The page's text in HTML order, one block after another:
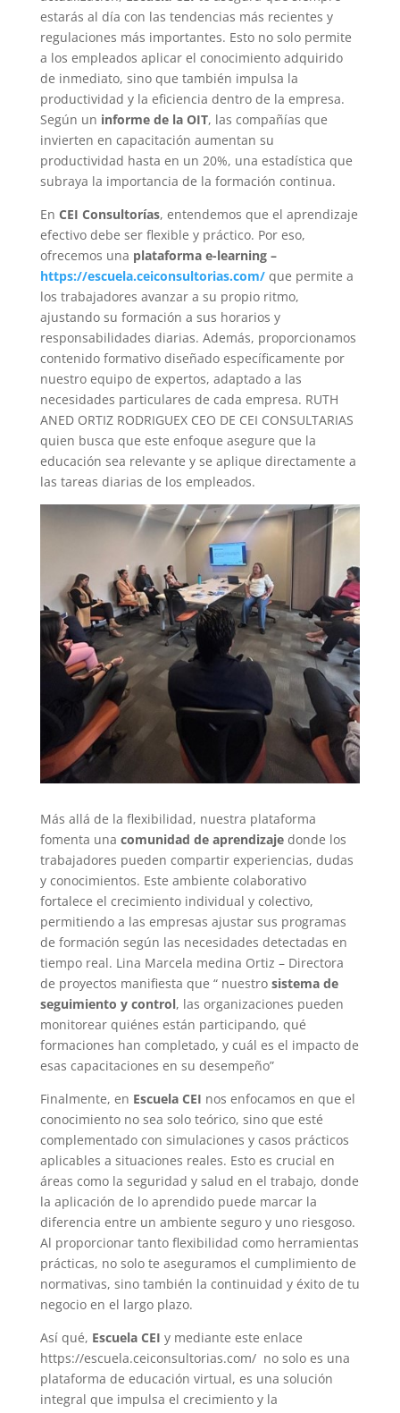
estarás al día con las tendencias más recientes y
regulaciones más importantes. Esto no solo permite
a los empleados aplicar el conocimiento adquirido
de inmediato, sino que también impulsa la
productividad y la eficiencia dentro de la empresa.
Según un informe de la OIT, las compañías que
invierten en capacitación aumentan su
productividad hasta en un 20%, una estadística que
subraya la importancia de la formación continua.
En CEI Consultorías, entendemos que el aprendizaje
efectivo debe ser flexible y práctico. Por eso,
ofrecemos una plataforma e-learning –
https://escuela.ceiconsultorias.com/que permite a
los trabajadores avanzar a su propio ritmo,
ajustando su formación a sus horarios y
responsabilidades diarias. Además, proporcionamos
contenido formativo diseñado específicamente por
nuestro equipo de expertos, adaptado a las
necesidades particulares de cada empresa. RUTH
ANED ORTIZ RODRIGUEX CEO DE CEI CONSULTARIAS
quien busca que este enfoque asegure que la
educación sea relevante y se aplique directamente a
las tareas diarias de los empleados.
Más allá de la flexibilidad, nuestra plataforma
fomenta una comunidad de aprendizajedonde los
trabajadores pueden compartir experiencias, dudas
y conocimientos. Este ambiente colaborativo
fortalece el crecimiento individual y colectivo,
permitiendo a las empresas ajustar sus programas
de formación según las necesidades detectadas en
tiempo real. Lina Marcela medina Ortiz – Directora
de proyectos manifiesta que “ nuestro sistema de
seguimiento y control, las organizaciones pueden
monitorear quiénes están participando, qué
formaciones han completado, y cuál es el impacto de
esas capacitaciones en su desempeño”
Finalmente, en Escuela CEI nos enfocamos en que el
conocimiento no sea solo teórico, sino que esté
complementado con simulaciones y casos prácticos
aplicables a situaciones reales. Esto es crucial en
áreas como la seguridad y salud en el trabajo, donde
la aplicación de lo aprendido puede marcar la
diferencia entre un ambiente seguro y uno riesgoso.
Al proporcionar tanto flexibilidad como herramientas
prácticas, no solo te aseguramos el cumplimiento de
normativas, sino también la continuidad y éxito de tu
negocio en el largo plazo.
Así qué, Escuela CEI y mediante este enlace
https://escuela.ceiconsultorias.com/ no solo es una
plataforma de educación virtual, es una solución
integral que impulsa el crecimiento y la